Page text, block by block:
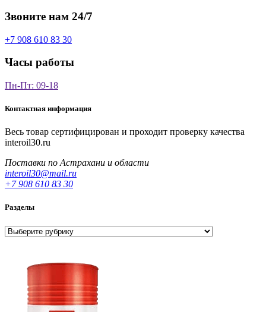
Звоните нам 24/7
+7 908 610 83 30
Часы работы
Пн-Пт: 09-18
Контактная информация
Весь товар сертифицирован и проходит проверку качества
interoil30.ru
Поставки по Астрахани и области
interoil30@mail.ru
+7 908 610 83 30
Разделы
Разделы